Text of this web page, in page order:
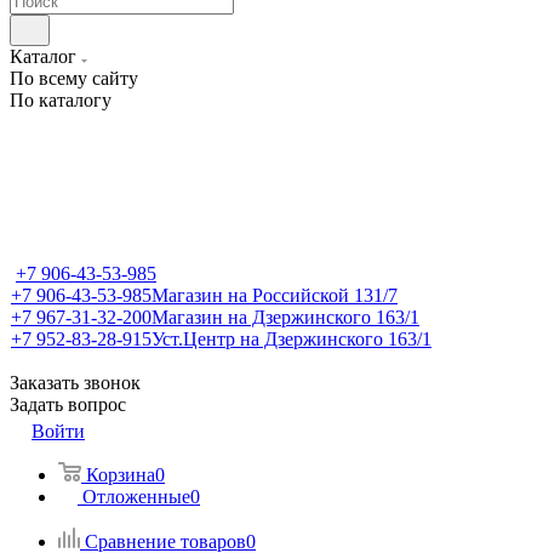
Каталог
По всему сайту
По каталогу
+7 906-43-53-985
+7 906-43-53-985Магазин на Российской 131/7
+7 967-31-32-200Магазин на Дзержинского 163/1
+7 952-83-28-915Уст.Центр на Дзержинского 163/1
Заказать звонок
Задать вопрос
Войти
Корзина0
Отложенные0
Сравнение товаров0